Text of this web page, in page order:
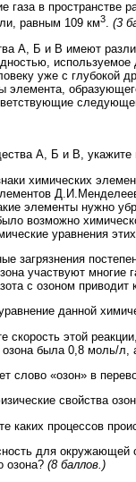
газа в пространстве
равным 109 км3. (3
А, Б и В имеют
используемое
уже с
элемента,
А, Б и В, укажите
химических
элементы нужно
возможно
уравнения
загрязнения
участвуют многие
с озоном
данной
скорость этой
озона была 0,8 моль/л,
слово «озон» в
свойства
каких процессов
для окружающей
озона? (8 баллов.)